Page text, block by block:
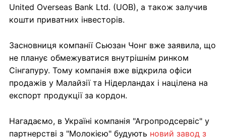
United Overseas Bank Ltd. (UOB), а також залучив
кошти приватних інвесторів.
Засновниця компанії Сьюзан Чонг вже заявила, що
не планує обмежуватися внутрішнім ринком
Сінгапуру. Тому компанія вже відкрила офіси
продажів у Малайзії та Нідерландах і націлена на
експорт продукції за кордон.
Нагадаємо, в Україні компанія "Агропродсервіс" у
партнерстві з "Молокією" будують новий завод з